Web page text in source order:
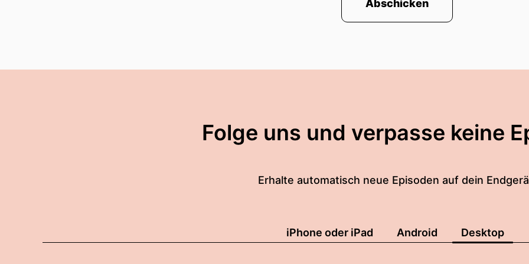
00:02:27: Ist meine Kusine da?
00:02:35: Es ist wirklich für mich total ... Ich merke das gerade richtig, das ist
Abschicken
Folge uns und verpasse keine
Erhalte automatisch neue Episoden auf dein
iPhone oder iPad Android Desktop